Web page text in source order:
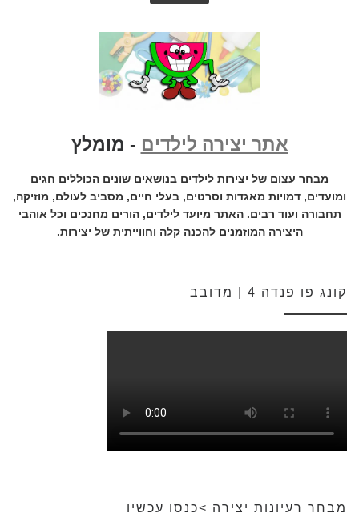
אתר יצירה לילדים - מומלץ
מבחר עצום של יצירות לילדים בנושאים שונים הכוללים חגים
ומועדים, דמויות מאגדות וסרטים, בעלי חיים, מסביב לעולם, מוזיקה,
תחבורה ועוד רבים. האתר מיועד לילדים, הורים מחנכים וכל אוהבי
היצירה המוזמנים להכנה קלה וחווייתית של יצירות.
קונג פו פנדה 4 | מדובב
מבחר רעיונות יצירה >כנסו עכשיו